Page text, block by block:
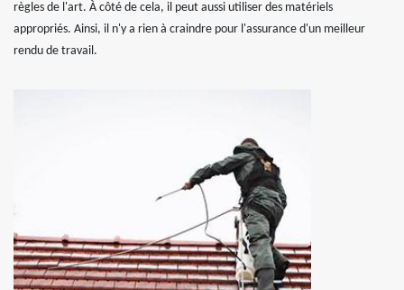
règles de l'art. À côté de cela, il peut aussi utiliser des matériels
appropriés. Ainsi, il n'y a rien à craindre pour l'assurance d'un meilleur
rendu de travail.